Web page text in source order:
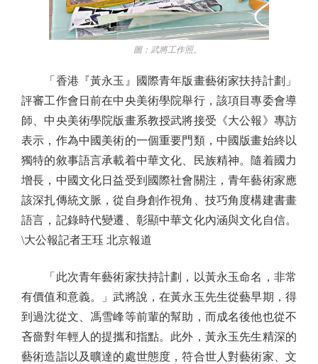
圖：武將工作照。
「香港『黃永玉』國際青年版畫藝術家扶持計劃」
評審工作會日前在中央美術學院舉行，該項目專委會導
師、中央美術學院版畫系教授武將接受《大公報》專訪
表示，作為中國美術的一個重要門類，中國版畫始終以
獨特的敘事語言承載着中華文化、民族精神。隨着國力
增長，中國文化日益受到國際社會關注，青年藝術家應
該深扎傳統文脈，從自身創作視角、技巧角度構建書畫
語言，記錄時代變遷、彰顯中華文化內涵與文化自信。
\大公報記者王珏 北京報道
「此次青年藝術家扶持計劃，以黃永玉命名，非常
有價值和意義。」武將說，在黃永玉先生從藝早期，得
到過沈從文、馮雪峰等前輩的幫助，而成名後他也從不
吝嗇對年輕人的提攜和指點。此外，黃永玉先生精深的
藝術造詣以及曠達的處世態度，符合世人對藝術家、文